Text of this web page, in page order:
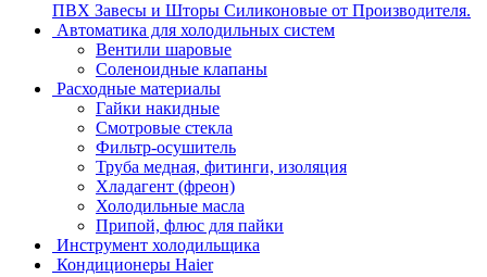
ПВХ Завесы и Шторы Силиконовые от Производителя.
Автоматика для холодильных систем
Вентили шаровые
Соленоидные клапаны
Расходные материалы
Гайки накидные
Смотровые стекла
Фильтр-осушитель
Труба медная, фитинги, изоляция
Хладагент (фреон)
Холодильные масла
Припой, флюс для пайки
Инструмент холодильщика
Кондиционеры Haier